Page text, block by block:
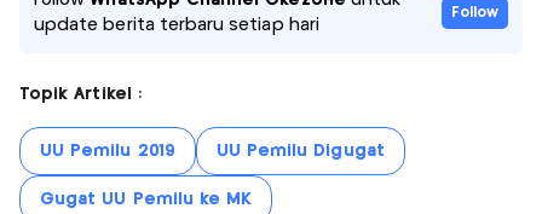
update berita terbaru setiap hari
Follow
Topik Artikel :
UU Pemilu 2019 UU Pemilu Digugat
Gugat UU Pemilu ke MK